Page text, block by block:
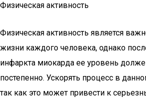
Физическая активность
Физическая активность является
жизни каждого человека, однако
инфаркта миокарда ее уровень
постепенно. Ускорять процесс в
так как это может привести к